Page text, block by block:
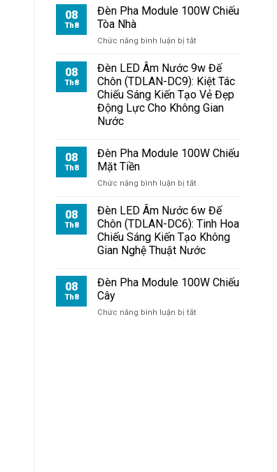
08
Th8
Đèn Pha Module 100W Chiếu
Tòa Nhà
Chức năng bình luận bị tắt
Pha
Module
100W
Chiếu
Tòa
08
Th8
Đèn LED Âm Nước 9w Đế
Chôn (TDLAN-DC9): Kiệt Tác
Chiếu Sáng Kiến Tạo Vẻ Đẹp
Động Lực Cho Không Gian
Nước
08
Th8
Đèn Pha Module 100W Chiếu
Mặt Tiền
Chức năng bình luận bị tắt
Pha
Module
100W
Chiếu
Mặt
08
Th8
Đèn LED Âm Nước 6w Đế
Chôn (TDLAN-DC6): Tinh Hoa
Chiếu Sáng Kiến Tạo Không
Gian Nghệ Thuật Nước
08
Th8
Đèn Pha Module 100W Chiếu
Cây
Chức năng bình luận bị tắt